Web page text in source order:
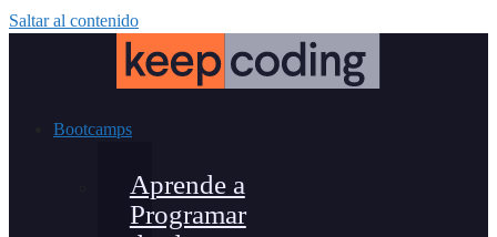
Saltar al contenido
Bootcamps
Aprende a
Programar